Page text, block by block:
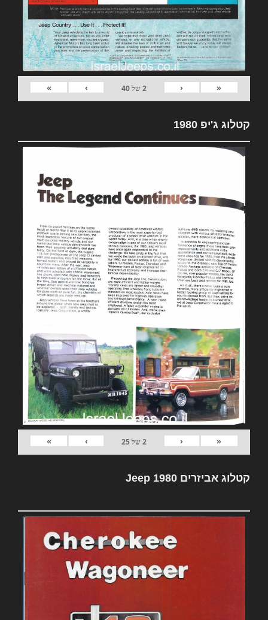
«
‹
2של40
›
»
קטלוג ג'יפ 1980
«
‹
2של25
›
»
קטלוג אביזרים Jeep 1980